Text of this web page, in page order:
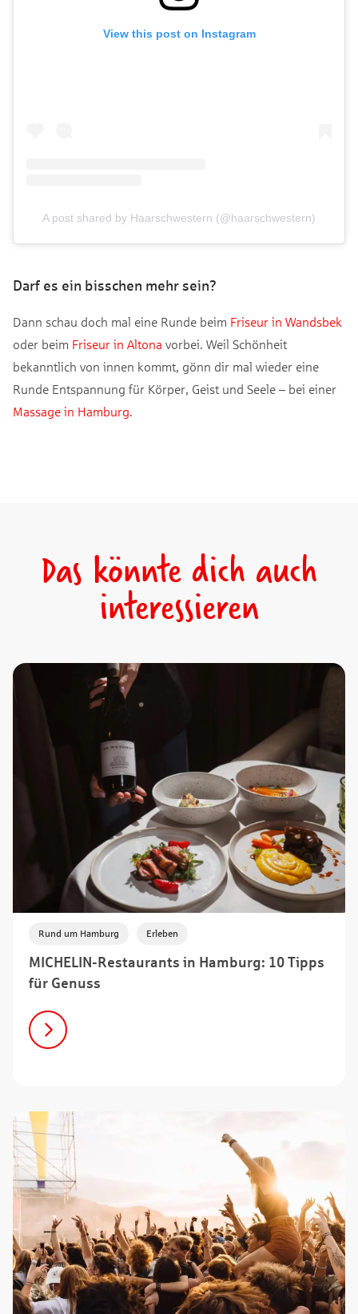
View this post on Instagram
A post shared by Haarschwestern (@haarschwestern)
Darf es ein bisschen mehr sein?
Dann schau doch mal eine Runde beim Friseur in Wandsbek
oder beim Friseur in Altona vorbei. Weil Schönheit
bekanntlich von innen kommt, gönn dir mal wieder eine
Runde Entspannung für Körper, Geist und Seele – bei einer
Massage in Hamburg.
Das könnte dich auch
interessieren
MICHELIN-Restaurants in Hamburg: 10 Tipps
für Genuss
Rund um Hamburg Erleben